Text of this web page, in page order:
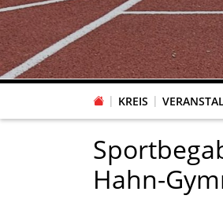
KREIS
Hahn-